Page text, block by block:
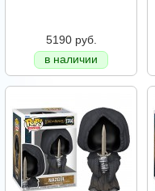
5190 руб.
в наличии